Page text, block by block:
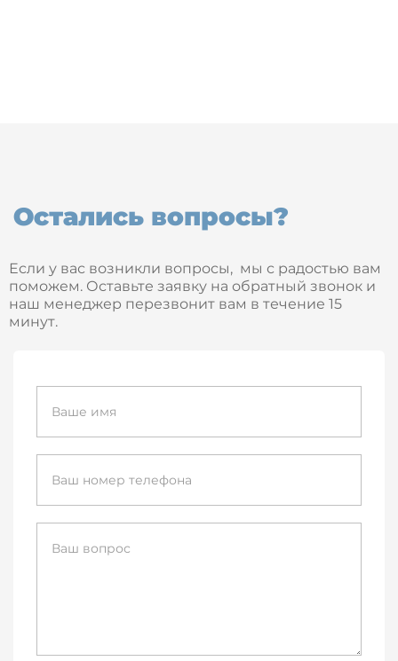
Остались вопросы?
Если у вас возникли вопросы, мы с радостью вам
поможем. Оставьте заявку на обратный звонок и
наш менеджер перезвонит вам в течение 15
минут.